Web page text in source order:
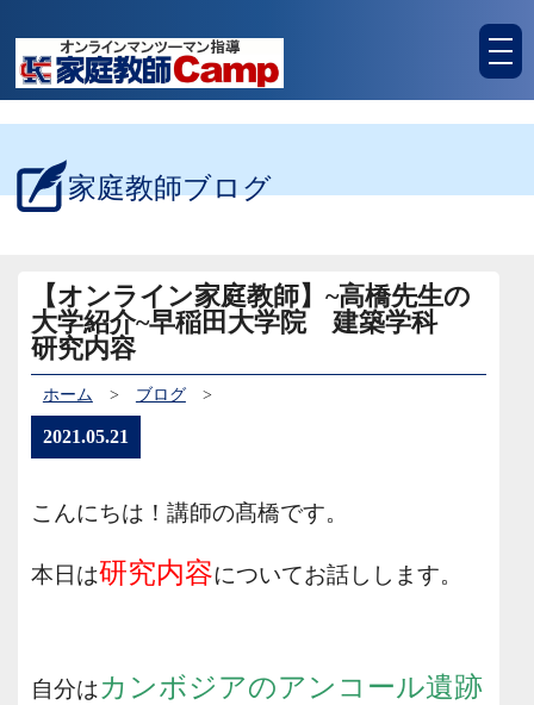
家庭教師ブログ
【オンライン家庭教師】~高橋先生の
大学紹介~早稲田大学院 建築学科
研究内容
ホーム > ブログ >
2021.05.21
こんにちは！講師の髙橋です。
本日は研究内容についてお話しします。
自分はカンボジアのアンコール遺跡